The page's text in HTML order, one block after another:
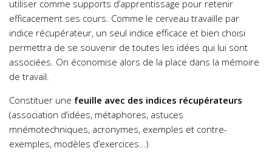
utiliser comme supports d’apprentissage pour retenir
efficacement ses cours. Comme le cerveau travaille par
indice récupérateur, un seul indice efficace et bien choisi
permettra de se souvenir de toutes les idées qui lui sont
associées. On économise alors de la place dans la mémoire
de travail.
Constituer une feuille avec des indices récupérateurs
(association d’idées, métaphores, astuces
mnémotechniques, acronymes, exemples et contre-
exemples, modèles d’exercices…)